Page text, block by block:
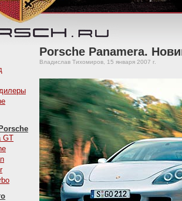
GT
Porsche Panamera.
Владислав Тихомиров, 15 января 2007 г.